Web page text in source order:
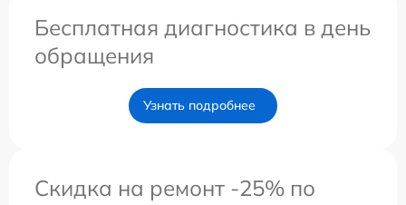
Бесплатная диагностика в день
обращения
Узнать подробнее
Скидка на ремонт -25% по